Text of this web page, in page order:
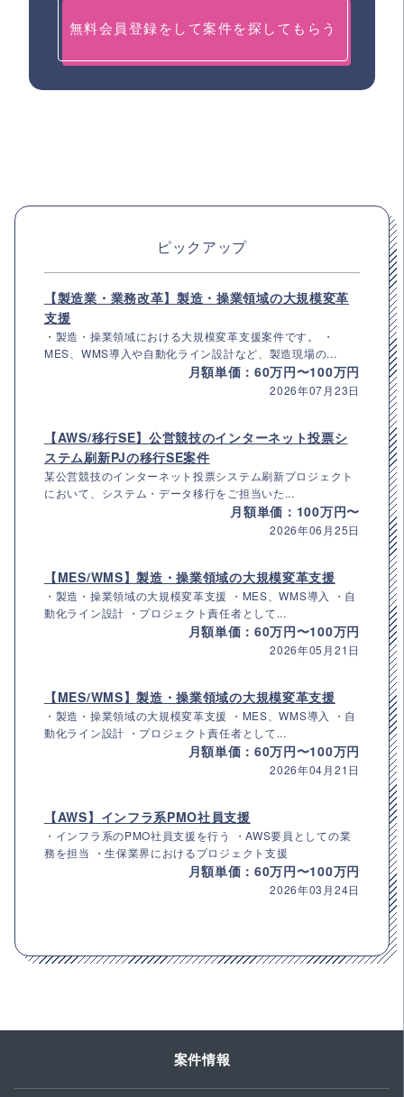
無料会員登録をして案件を探してもらう
ピックアップ
【製造業・業務改革】製造・操業領域の大規模変革
支援
・製造・操業領域における大規模変革支援案件です。 ・
MES、WMS導入や自動化ライン設計など、製造現場の...
月額単価：60万円〜100万円
2026年07月23日
【AWS/移行SE】公営競技のインターネット投票シ
ステム刷新PJの移行SE案件
某公営競技のインターネット投票システム刷新プロジェクト
において、システム・データ移行をご担当いた...
月額単価：100万円〜
2026年06月25日
【MES/WMS】製造・操業領域の大規模変革支援
・製造・操業領域の大規模変革支援 ・MES、WMS導入 ・自
動化ライン設計 ・プロジェクト責任者として...
月額単価：60万円〜100万円
2026年05月21日
【MES/WMS】製造・操業領域の大規模変革支援
・製造・操業領域の大規模変革支援 ・MES、WMS導入 ・自
動化ライン設計 ・プロジェクト責任者として...
月額単価：60万円〜100万円
2026年04月21日
【AWS】インフラ系PMO社員支援
・インフラ系のPMO社員支援を行う ・AWS要員としての業
務を担当 ・生保業界におけるプロジェクト支援
月額単価：60万円〜100万円
2026年03月24日
案件情報